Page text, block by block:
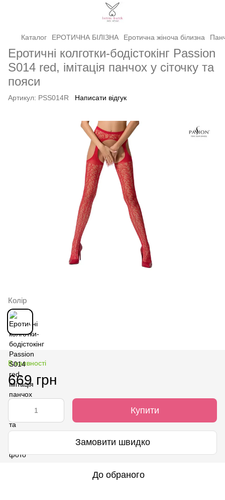
Каталог ЕРОТИЧНА БІЛІЗНА Еротична жіноча білизна
Еротичні колготки-бодістокінг Passion
S014 red, імітація панчох у сіточку та
пояси
Артикул: PSS014R Написати відгук
Колір
В наявності
669 грн
Купити
Замовити швидко
До обраного